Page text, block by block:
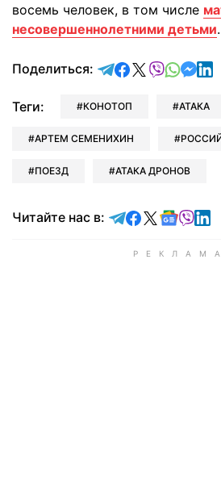
восемь человек, в том числе
несовершеннолетними детьми.
Поделиться: отправить в
поделиться в
поделиться
Теги: КОНОТОП АТАКА
АРТЕМ СЕМЕНИХИН
ПОЕЗД АТАКА ДРОНОВ
Читайте нас в: Читайте в
Читайте в
Читайте в